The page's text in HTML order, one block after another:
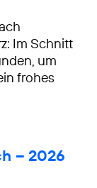
Im Schnitt
um
frohes
– 2026